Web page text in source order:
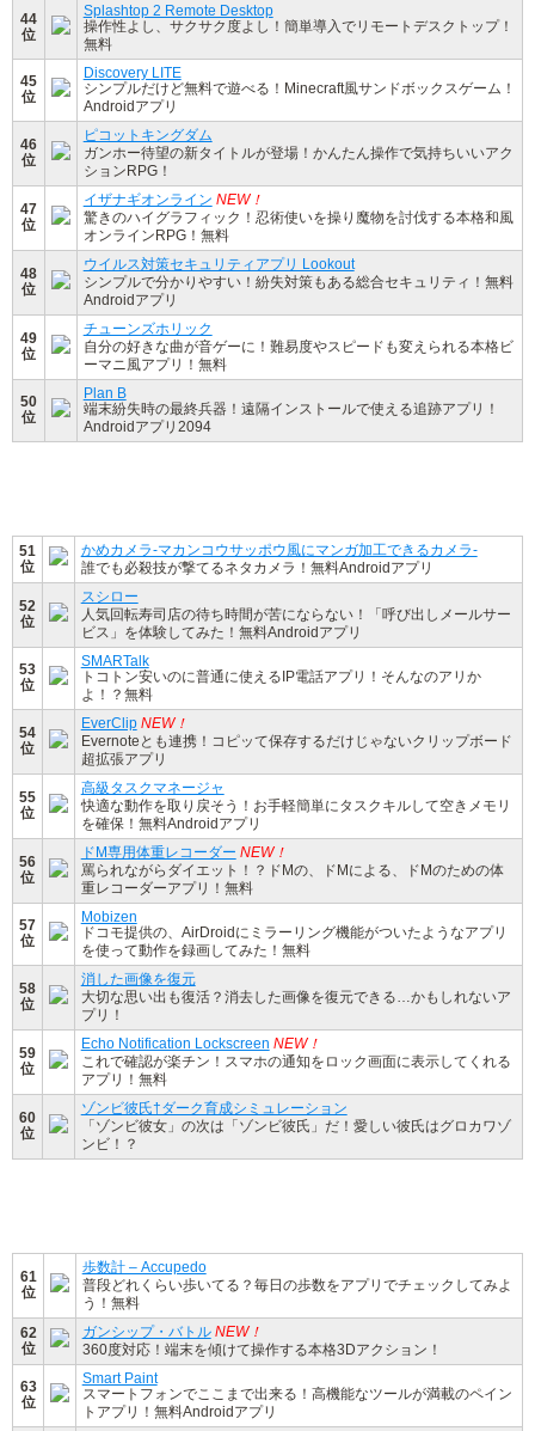
44
位
Splashtop 2 Remote Desktop
操作性よし、サクサク度よし！簡単導入でリモートデスクトップ！
無料
45
位
Discovery LITE
シンプルだけど無料で遊べる！Minecraft風サンドボックスゲーム！
Androidアプリ
46
位
ピコットキングダム
ガンホー待望の新タイトルが登場！かんたん操作で気持ちいいアク
ションRPG！
47
位
イザナギオンライン NEW！
驚きのハイグラフィック！忍術使いを操り魔物を討伐する本格和風
オンラインRPG！無料
48
位
ウイルス対策セキュリティアプリ Lookout
シンプルで分かりやすい！紛失対策もある総合セキュリティ！無料
Androidアプリ
49
位
チューンズホリック
自分の好きな曲が音ゲーに！難易度やスピードも変えられる本格ビ
ーマニ風アプリ！無料
50
位
Plan B
端末紛失時の最終兵器！遠隔インストールで使える追跡アプリ！
Androidアプリ2094
51
位
かめカメラ-マカンコウサッポウ風にマンガ加工できるカメラ-
誰でも必殺技が撃てるネタカメラ！無料Androidアプリ
52
位
スシロー
人気回転寿司店の待ち時間が苦にならない！「呼び出しメールサー
ビス」を体験してみた！無料Androidアプリ
53
位
SMARTalk
トコトン安いのに普通に使えるIP電話アプリ！そんなのアリか
よ！？無料
54
位
EverClip NEW！
Evernoteとも連携！コピッて保存するだけじゃないクリップボード
超拡張アプリ
55
位
高級タスクマネージャ
快適な動作を取り戻そう！お手軽簡単にタスクキルして空きメモリ
を確保！無料Androidアプリ
56
位
ドM専用体重レコーダー NEW！
罵られながらダイエット！？ドMの、ドMによる、ドMのための体
重レコーダーアプリ！無料
57
位
Mobizen
ドコモ提供の、AirDroidにミラーリング機能がついたようなアプリ
を使って動作を録画してみた！無料
58
位
消した画像を復元
大切な思い出も復活？消去した画像を復元できる…かもしれないア
プリ！
59
位
Echo Notification Lockscreen NEW！
これで確認が楽チン！スマホの通知をロック画面に表示してくれる
アプリ！無料
60
位
ゾンビ彼氏†ダーク育成シミュレーション
「ゾンビ彼女」の次は「ゾンビ彼氏」だ！愛しい彼氏はグロカワゾ
ンビ！？
61
位
歩数計 – Accupedo
普段どれくらい歩いてる？毎日の歩数をアプリでチェックしてみよ
う！無料
62
位
ガンシップ・バトル NEW！
360度対応！端末を傾けて操作する本格3Dアクション！
63
位
Smart Paint
スマートフォンでここまで出来る！高機能なツールが満載のペイン
トアプリ！無料Androidアプリ